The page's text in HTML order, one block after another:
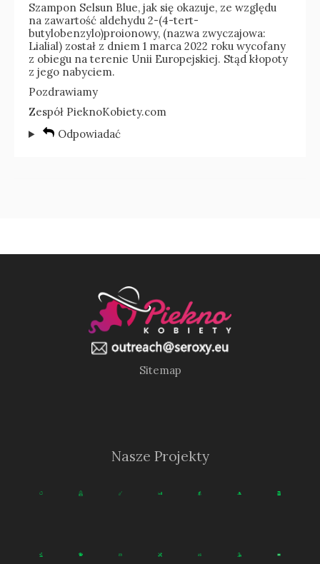
Szampon Selsun Blue, jak się okazuje, ze względu
na zawartość aldehydu 2-(4-tert-
butylobenzylo)proionowy, (nazwa zwyczajowa:
Lialial) został z dniem 1 marca 2022 roku wycofany
z obiegu na terenie Unii Europejskiej. Stąd kłopoty
z jego nabyciem.
Pozdrawiamy
Zespół PieknoKobiety.com
Odpowiadać
Sitemap
Nasze Projekty